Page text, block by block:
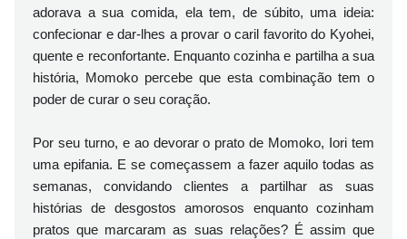
adorava a sua comida, ela tem, de súbito, uma ideia:
confecionar e dar-lhes a provar o caril favorito do Kyohei,
quente e reconfortante. Enquanto cozinha e partilha a sua
história, Momoko percebe que esta combinação tem o
poder de curar o seu coração.
Por seu turno, e ao devorar o prato de Momoko, Iori tem
uma epifania. E se começassem a fazer aquilo todas as
semanas, convidando clientes a partilhar as suas
histórias de desgostos amorosos enquanto cozinham
pratos que marcaram as suas relações? É assim que